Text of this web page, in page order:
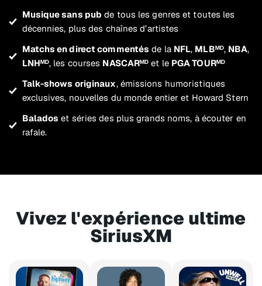
Musique sans pub de tous les genres et toutes les
décennies, plus des chaînes d’artistes
Matchs en direct commentés de la NFL, MLBᴹᴰ, NBA,
LNHᴹᴰ, les courses NASCARᴹᴰ et le PGA TOURᴹᴰ
Talk-shows originaux, émissions humoristiques
exclusives, nouvelles du monde entier et Howard Stern
Balados et séries des plus grands noms, à écouter en
rafale.
Vivez l'expérience ultime
SiriusXM​